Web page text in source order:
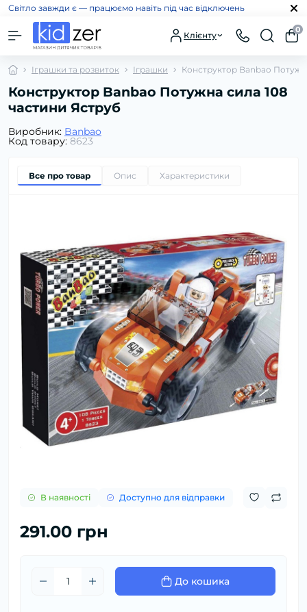
Світло завжди є — працюємо навіть під час відключень
Клієнту
0
Іграшки та розвиток Іграшки Конструктор Banbao
Конструктор Banbao Потужна сила 108
частини Яструб
Виробник: Banbao
Код товару: 8623
Все про товар Опис Характеристики
В наявності Доступно для відправки
291.00 грн
До кошика